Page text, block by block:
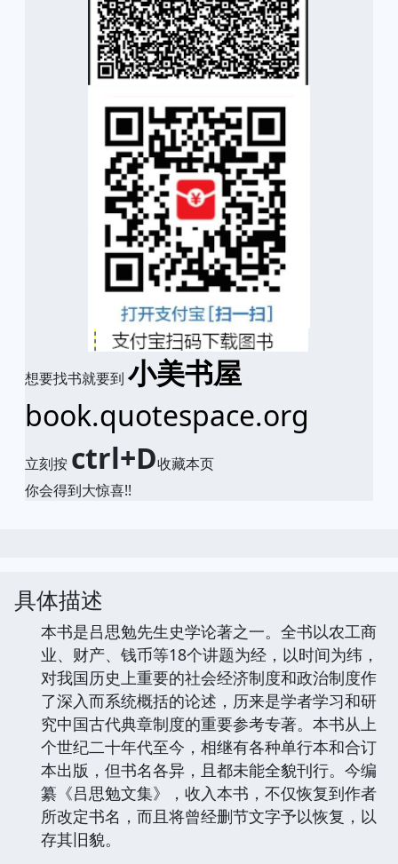
想要找书就要到 小美书屋
book.quotespace.org
立刻按 ctrl+D收藏本页
你会得到大惊喜!!
具体描述
本书是吕思勉先生史学论著之一。全书以农工商
业、财产、钱币等18个讲题为经，以时间为纬，
对我国历史上重要的社会经济制度和政治制度作
了深入而系统概括的论述，历来是学者学习和研
究中国古代典章制度的重要参考专著。本书从上
个世纪二十年代至今，相继有各种单行本和合订
本出版，但书名各异，且都未能全貌刊行。今编
纂《吕思勉文集》，收入本书，不仅恢复到作者
所改定书名，而且将曾经删节文字予以恢复，以
存其旧貌。